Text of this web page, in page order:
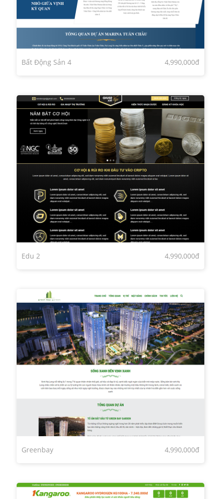
Bất Động Sản 4 4,990,000đ
Edu 2 4,990,000đ
Greenbay 4,990,000đ